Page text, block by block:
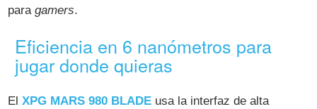
paragamers.
Eficiencia en 6 nanómetros para
jugar donde quieras
ElXPG MARS 980 BLADE usa la interfaz de alta